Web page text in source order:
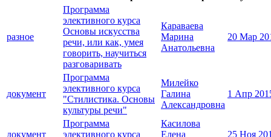
разное
Программа
элективного курса
Основы искусства
речи, или как, умея
говорить, научиться
разговаривать
Караваева
Марина
Анатольевна
20 Мар
документ
Программа
элективного курса
"Стилистика. Основы
культуры речи"
Милейко
Галина
Александровна
1 Апр
документ
Программа
элективного курса
Касилова
Елена
25 Ноя